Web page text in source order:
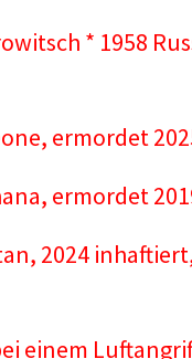
* 1958
ermordet
ermordet
2024
einem